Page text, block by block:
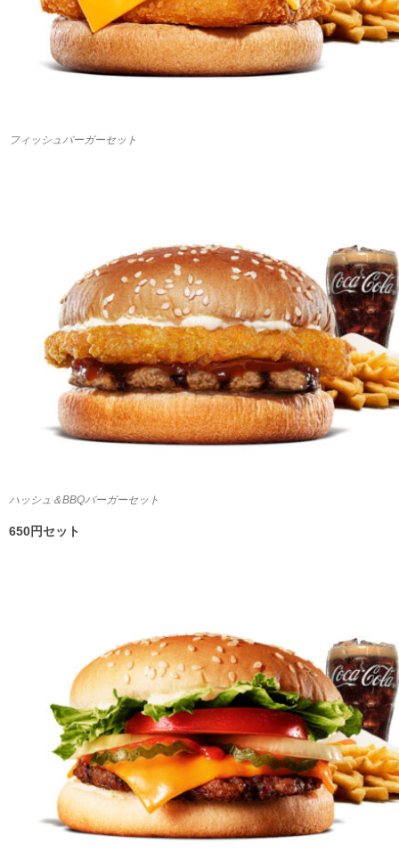
フィッシュバーガーセット
ハッシュ＆BBQバーガーセット
650円セット